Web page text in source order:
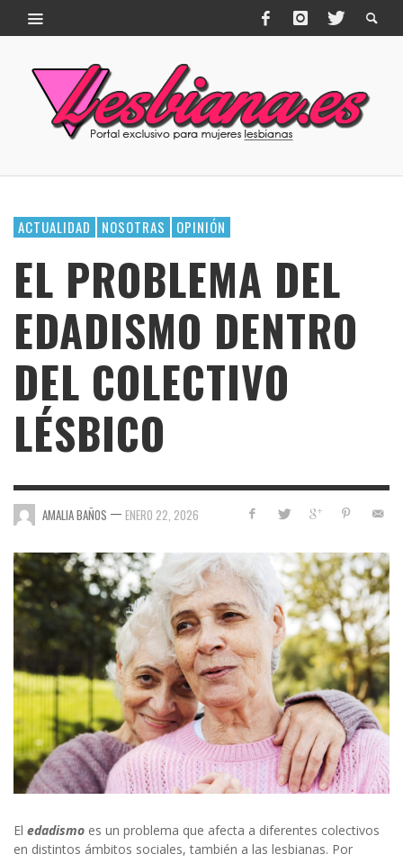
ACTUALIDAD NOSOTRAS OPINIÓN
EL PROBLEMA DEL
EDADISMO DENTRO
DEL COLECTIVO
LÉSBICO
AMALIA BAÑOS — ENERO 22, 2026
El edadismo es un problema que afecta a diferentes colectivos
en distintos ámbitos sociales, también a las lesbianas. Por